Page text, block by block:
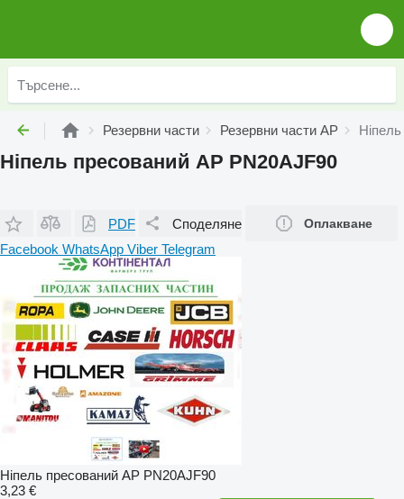
Резервни части Резервни части AP
Ніпель пресований AP PN20AJF90
PDF Споделяне Оплакване
Facebook WhatsApp Viber Telegram
Ніпель пресований AP PN20AJF90
3,23 €